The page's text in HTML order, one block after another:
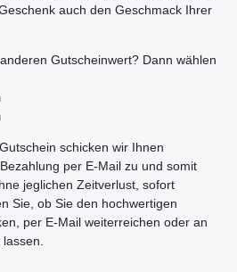
auch den Geschmack Ihrer
Gutscheinwert? Dann wählen
schicken wir Ihnen
per E-Mail zu und somit
jeglichen Zeitverlust, sofort
Sie, ob Sie den hochwertigen
per E-Mail weiterreichen oder an